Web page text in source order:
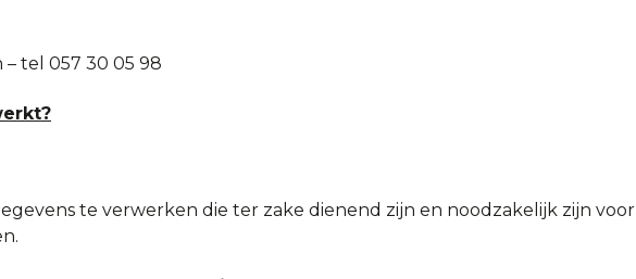
tel 057 30 05 98
te verwerken die ter zake dienend zijn en noodzakelijk zijn voor